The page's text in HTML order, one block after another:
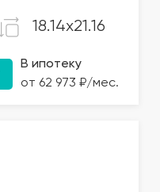
18.14x21.16
В ипотеку
от 62 973 ₽/мес.